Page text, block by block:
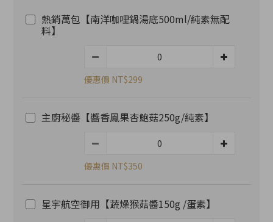
熱銷萬包【南洋咖哩鍋湯底500ml/純素無配
料】
優惠價 NT$299
主廚秘醬【醬香鳳果杏鮑菇250g/純素】
優惠價 NT$350
星宇航空御用【蔬燥猴菇醬150g /蛋素】